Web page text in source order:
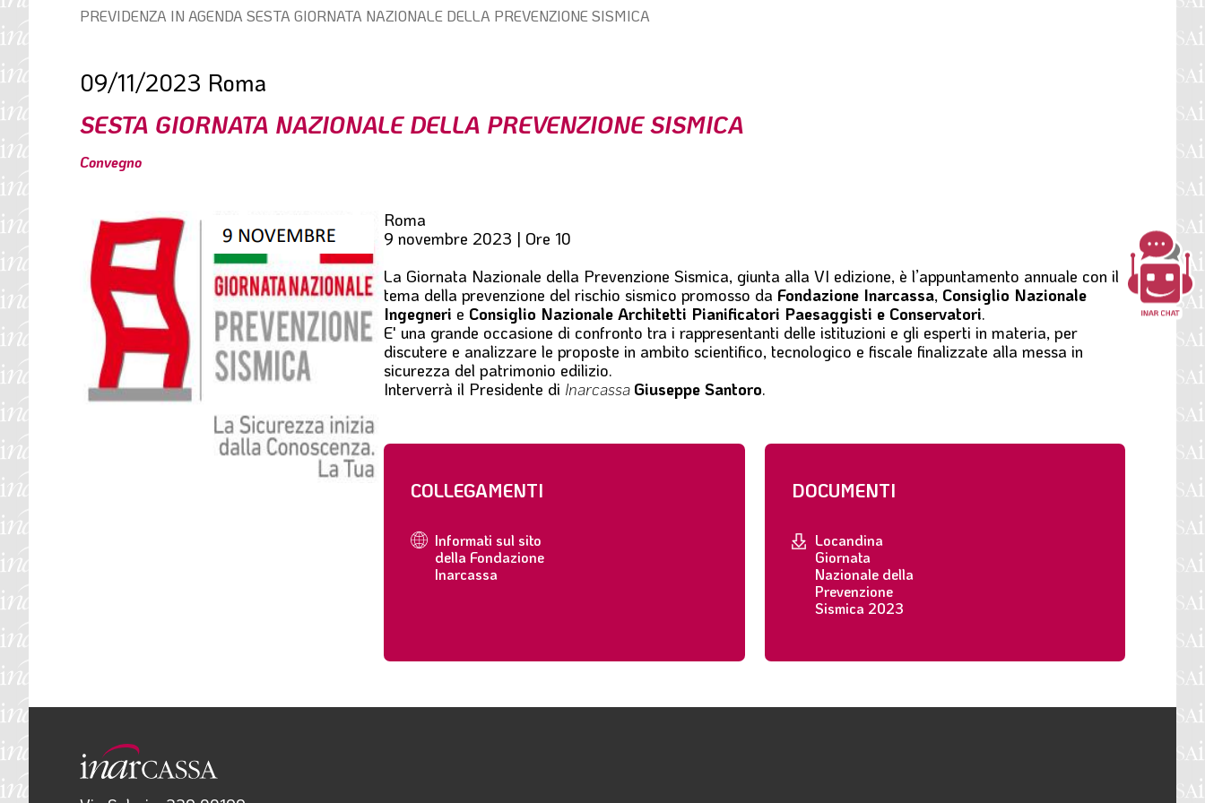
e
Percorso
PREVIDENZA IN AGENDA SESTA GIORNATA NAZIONALE DELLA PREVENZIONE SISMICA
09/11/2023 Roma
SESTA GIORNATA NAZIONALE DELLA PREVENZIONE SISMICA
Convegno
Roma
9 novembre 2023 | Ore 10
La Giornata Nazionale della Prevenzione Sismica, giunta alla VI edizione, è l’appuntamento annuale con il
tema della prevenzione del rischio sismico promosso da Fondazione Inarcassa, Consiglio Nazionale
Ingegneri e Consiglio Nazionale Architetti Pianificatori Paesaggisti e Conservatori.
E' una grande occasione di confronto tra i rappresentanti delle istituzioni e gli esperti in materia, per
discutere e analizzare le proposte in ambito scientifico, tecnologico e fiscale finalizzate alla messa in
sicurezza del patrimonio edilizio.
Interverrà il Presidente di Inarcassa Giuseppe Santoro.
COLLEGAMENTI
Informati sul sito
della Fondazione
Inarcassa
DOCUMENTI
Locandina
Giornata
Nazionale della
Prevenzione
Sismica 2023